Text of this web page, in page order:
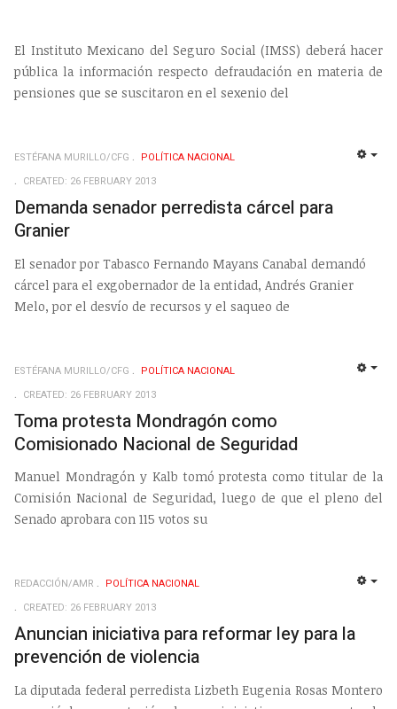
El Instituto Mexicano del Seguro Social (IMSS) deberá hacer
pública la información respecto defraudación en materia de
pensiones que se suscitaron en el sexenio del
ESTÉFANA MURILLO/CFG
POLÍ­TICA NACIONAL
CREATED: 26 FEBRUARY 2013
Demanda senador perredista cárcel para
Granier
El senador por Tabasco Fernando Mayans Canabal demandó
cárcel para el exgobernador de la entidad, Andrés Granier
Melo, por el desvío de recursos y el saqueo de
ESTÉFANA MURILLO/CFG
POLÍ­TICA NACIONAL
CREATED: 26 FEBRUARY 2013
Toma protesta Mondragón como
Comisionado Nacional de Seguridad
Manuel Mondragón y Kalb tomó protesta como titular de la
Comisión Nacional de Seguridad, luego de que el pleno del
Senado aprobara con 115 votos su
REDACCIÓN/AMR
POLÍ­TICA NACIONAL
CREATED: 26 FEBRUARY 2013
Anuncian iniciativa para reformar ley para la
prevención de violencia
La diputada federal perredista Lizbeth Eugenia Rosas Montero